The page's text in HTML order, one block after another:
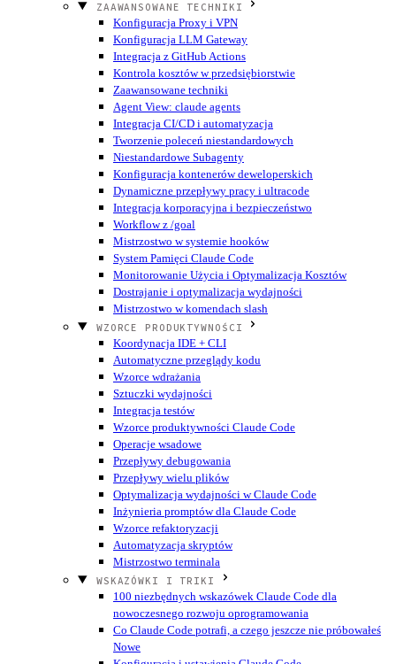
ZAAWANSOWANE TECHNIKI
Konfiguracja Proxy i VPN
Konfiguracja LLM Gateway
Integracja z GitHub Actions
Kontrola kosztów w przedsiębiorstwie
Zaawansowane techniki
Agent View: claude agents
Integracja CI/CD i automatyzacja
Tworzenie poleceń niestandardowych
Niestandardowe Subagenty
Konfiguracja kontenerów deweloperskich
Dynamiczne przepływy pracy i ultracode
Integracja korporacyjna i bezpieczeństwo
Workflow z /goal
Mistrzostwo w systemie hooków
System Pamięci Claude Code
Monitorowanie Użycia i Optymalizacja Kosztów
Dostrajanie i optymalizacja wydajności
Mistrzostwo w komendach slash
WZORCE PRODUKTYWNOŚCI
Koordynacja IDE + CLI
Automatyczne przeglądy kodu
Wzorce wdrażania
Sztuczki wydajności
Integracja testów
Wzorce produktywności Claude Code
Operacje wsadowe
Przepływy debugowania
Przepływy wielu plików
Optymalizacja wydajności w Claude Code
Inżynieria promptów dla Claude Code
Wzorce refaktoryzacji
Automatyzacja skryptów
Mistrzostwo terminala
WSKAZÓWKI I TRIKI
100 niezbędnych wskazówek Claude Code dla
nowoczesnego rozwoju oprogramowania
Co Claude Code potrafi, a czego jeszcze nie próbowałeś
Nowe